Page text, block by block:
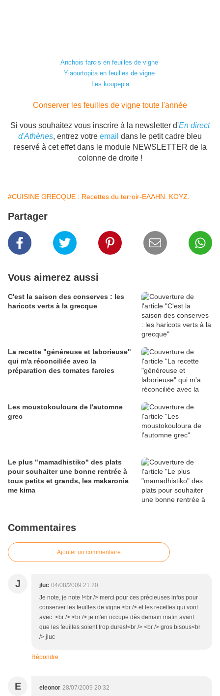
Anchois farcis en feuilles de vigne
Yiaourtopita en feuilles de vigne
Les koupepia
Conserver les feuilles de vigne toute l'année
Si vous souhaitez vous inscrire à la newsletter d'En direct
d'Athènes, entrez votre email dans le petit cadre bleu
reservé à cet effet dans le module NEWSLETTER de la
colonne de droite !
#CUISINE GRECQUE : Recettes du terroir-ΕΛΛΗΝ. ΚΟΥΖ.
Partager
Vous aimerez aussi
C'est la saison des conserves : les
haricots verts à la grecque
La recette "généreuse et laborieuse"
qui m'a réconciliée avec la
préparation des tomates farcies
Les moustokouloura de l'automne
grec
Le plus "mamadhistiko" des plats
pour souhaiter une bonne rentrée à
tous petits et grands, les makaronia
me kima
Commentaires
Ajouter un commentaire
J jluc 04/08/2009 21:20
Je note, je note !<br /> merci pour ces précieuses infos pour
conserver les feuilles de vigne.<br /> et les recettes qui vont
avec .<br /> <br /> je m'en occupe dès demain matin avant
que les feuilles soient trop dures!<br /> <br /> gros bisous<br
/> jluc
Répondre
E eleonor 28/07/2009 20:32